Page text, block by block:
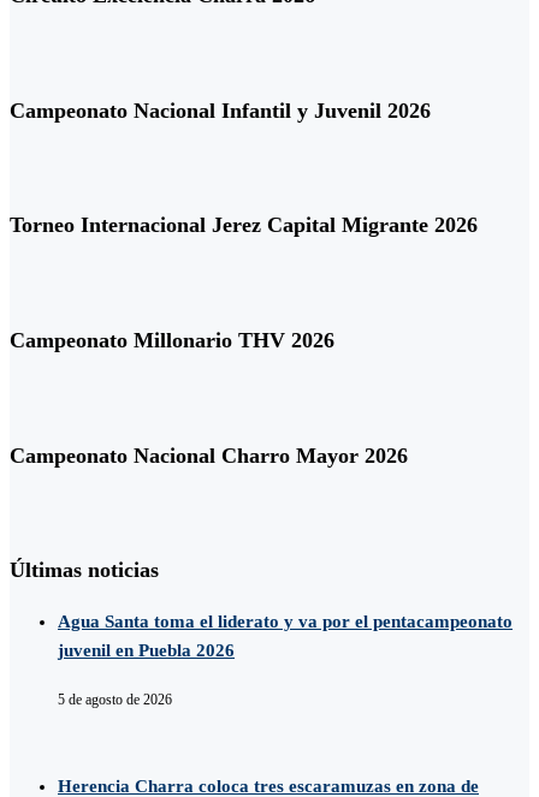
Campeonato Nacional Infantil y Juvenil 2026
Torneo Internacional Jerez Capital Migrante 2026
Campeonato Millonario THV 2026
Campeonato Nacional Charro Mayor 2026
Últimas noticias
Agua Santa toma el liderato y va por el pentacampeonato
juvenil en Puebla 2026
5 de agosto de 2026
Herencia Charra coloca tres escaramuzas en zona de